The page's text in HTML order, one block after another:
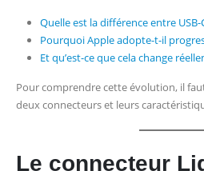
Quelle est la différence entre
Pourquoi Apple adopte-t-il
Et qu’est-ce que cela change
Pour comprendre cette évolution, il
deux connecteurs et leurs
Le connecteur